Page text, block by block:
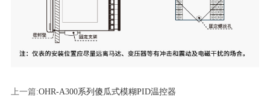
上一篇:OHR-A300系列傻瓜式模糊PID温控器